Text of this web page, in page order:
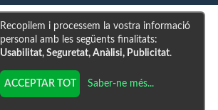
Recopilem i processem la vostra informació
personal amb les següents finalitats:
Usabilitat, Seguretat, Anàlisi, Publicitat.
ACCEPTAR TOT Saber-ne més...